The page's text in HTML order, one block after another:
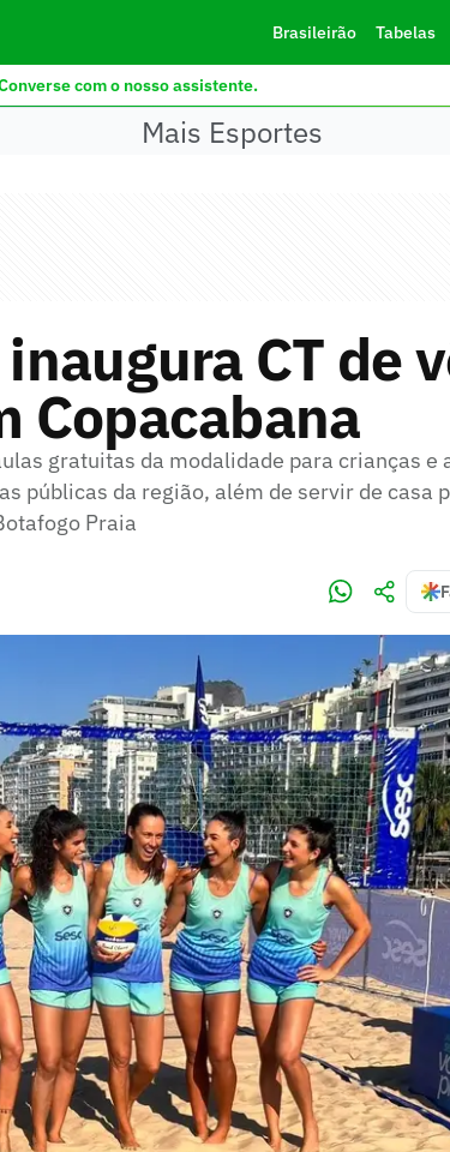
Brasileirão Tabelas
com o nosso assistente.
Mais Esportes
inaugura CT de
Copacabana
gratuitas da modalidade para crianças e
públicas da região, além de servir de casa
Praia